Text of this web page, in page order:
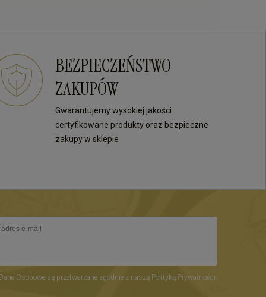
BEZPIECZEŃSTWO
ZAKUPÓW
Gwarantujemy wysokiej jakości
certyfikowane produkty oraz bezpieczne
zakupy w sklepie
Osobowe są przetwarzane zgodnie z naszą Polityką Prywatności.